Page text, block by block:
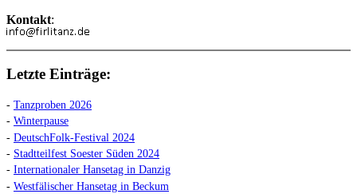
Kontakt:
Letzte Einträge:
- Tanzproben 2026
- Winterpause
- DeutschFolk-Festival 2024
- Stadtteilfest Soester Süden 2024
- Internationaler Hansetag in Danzig
- Westfälischer Hansetag in Beckum